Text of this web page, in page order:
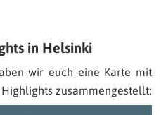
in Helsinki
wir euch eine Karte mit
zusammengestellt: